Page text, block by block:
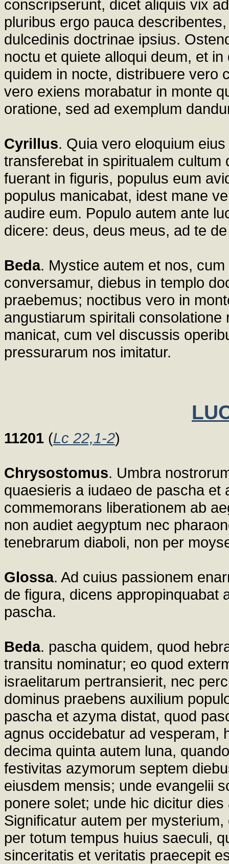
conscripserunt, dicet aliquis vix
pluribus ergo pauca
dulcedinis doctrinae ipsius.
noctu et quiete alloqui deum, et
quidem in nocte, distribuere vero
vero exiens morabatur in monte
oratione, sed ad exemplum
Cyrillus. Quia vero eloquium
transferebat in spiritualem
fuerant in figuris, populus eum
populus manicabat, idest mane
audire eum. Populo autem ante
dicere: deus, deus meus, ad te
Beda. Mystice autem et nos,
conversamur, diebus in templo
praebemus; noctibus vero in
angustiarum spiritali
manicat, cum vel discussis
pressurarum nos imitatur.
11201 (Lc 22,1-2)
Chrysostomus. Umbra
quaesieris a iudaeo de pascha et
commemorans liberationem ab
non audiet aegyptum nec
tenebrarum diaboli, non per
Glossa. Ad cuius passionem
de figura, dicens appropinquabat
pascha.
Beda. pascha quidem, quod
transitu nominatur; eo quod
israelitarum pertransierit, nec
dominus praebens auxilium
pascha et azyma distat, quod
agnus occidebatur ad vesperam,
decima quinta autem luna,
festivitas azymorum septem
eiusdem mensis; unde evangelii
ponere solet; unde hic dicitur
Significatur autem per
per totum tempus huius saeculi,
sinceritatis et veritatis praecepit